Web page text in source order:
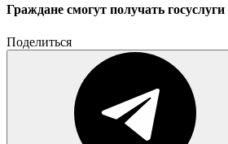
Граждане смогут получать
Поделиться